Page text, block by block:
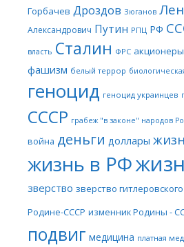
Горбачев Дроздов Зюганов
Александрович Путин РПЦ РФ
власть Сталин ФРС
фашизм белый террор
геноцид геноцид украинцев
СССР грабеж "в законе" народов
война деньги доллары
жизнь в РФ
зверство зверство
Родине-СССР изменник Родины -
подвиг медицина платная